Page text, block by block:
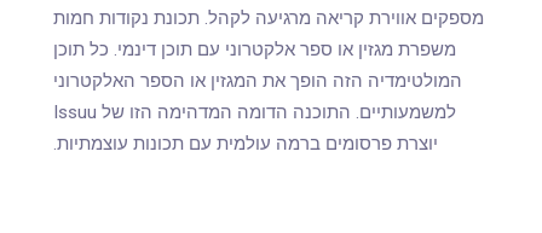
מספקים אווירת קריאה מרגיעה לקהל. תכונת נקודות חמות
משפרת מגזין או ספר אלקטרוני עם תוכן דינמי. כל תוכן
המולטימדיה הזה הופך את המגזין או הספר האלקטרוני
למשמעותיים. התוכנה הדומה המדהימה הזו של Issuu
יוצרת פרסומים ברמה עולמית עם תכונות עוצמתיות.